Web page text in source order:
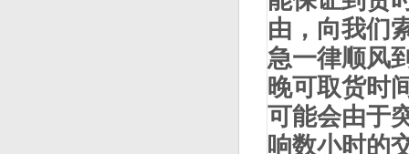
由，向我们
急一律顺风
晚可取货时
可能会由于
响数小时的